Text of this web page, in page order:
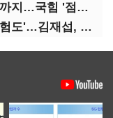
장동혁도 모라자 '서범수·진종오'까지…국힘 '점입가경'
'상시근로자 수 아닌 산업재해 위험도'…김재섭, 산재예방 지원기준 손질